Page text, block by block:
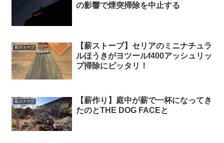
の影響で煙突掃除を中止する
薪ストーブ
【薪ストーブ】セリアのミニナチュラ
ルほうきがヨツールf400アッシュリッ
プ掃除にピッタリ！
薪ストーブ
【薪作り】庭中が薪で一杯になってき
たのとTHE DOG FACEと